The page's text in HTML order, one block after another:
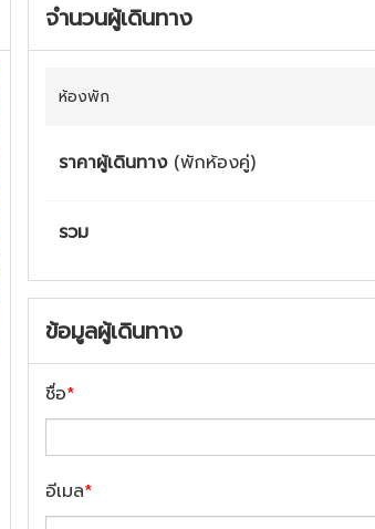
จำนวนผู้เดินทาง
ห้องพัก
ราคาผู้เดินทาง (พักห้องคู่)
รวม
ข้อมูลผู้เดินทาง
ชื่อ*
อีเมล*